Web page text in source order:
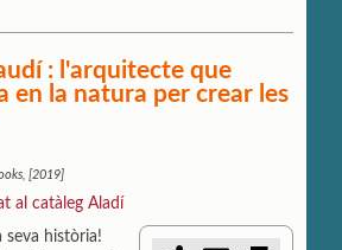
: l'arquitecte que
en la natura per crear les
[2019]
al catàleg Aladí
seva història!